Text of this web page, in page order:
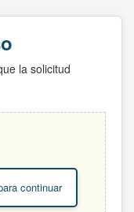
la solicitud
continuar